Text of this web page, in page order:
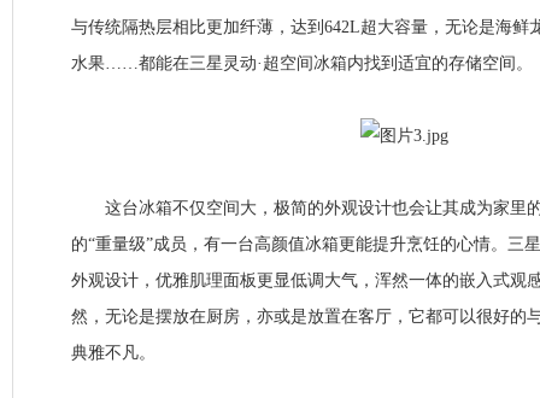
与传统隔热层相比更加纤薄，达到642L超大容量，无论是海鲜
水果……都能在三星灵动·超空间冰箱内找到适宜的存储空间。
这台冰箱不仅空间大，极简的外观设计也会让其成为家里
的“重量级”成员，有一台高颜值冰箱更能提升烹饪的心情。三
外观设计，优雅肌理面板更显低调大气，浑然一体的嵌入式观
然，无论是摆放在厨房，亦或是放置在客厅，它都可以很好的
典雅不凡。